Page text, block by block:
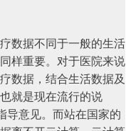
数据不同于一般的生活
样重要。对于医院来说
数据，结合生活数据及
就是现在流行的说
导意见。而站在国家的